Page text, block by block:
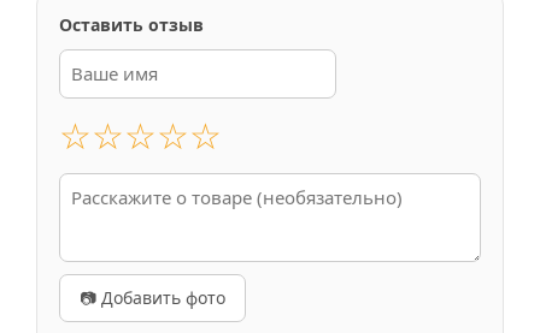
Оставить отзыв
☆☆☆☆☆
📷 Добавить фото